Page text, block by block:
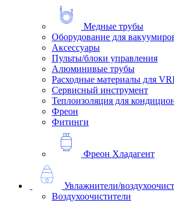
Медные трубы
Оборудование для
Аксессуары
Пульты/блоки управления
Алюминивые трубы
Расходные материалы для
Сервисный инструмент
Теплоизоляция для
Фреон
Фитинги
Фреон Хладагент
Увлажнители/
Воздухоочистители